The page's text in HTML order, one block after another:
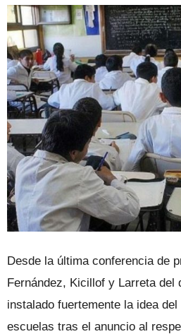
Desde la última conferencia de
Fernández, Kicillof y Larreta del
instalado fuertemente la idea
escuelas tras el anuncio al